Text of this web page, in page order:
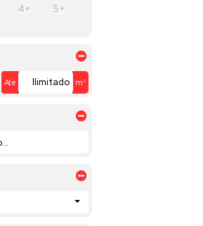
4+ 5+
Até m²